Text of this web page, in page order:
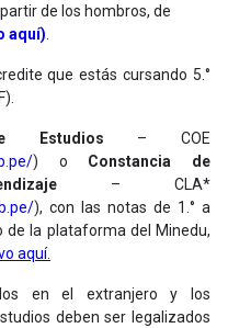
de los hombros, de
aquí)
que estás cursando 5.°
Estudios – COE
) o Constancia de
– CLA*
), con las notas de 1.° a
de la plataforma del Minedu,
aquí.
en el extranjero y los
deben ser legalizados